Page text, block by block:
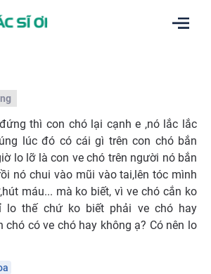
thì con chó lại cạnh e ,nó lắc lắc
lúc đó có cái gì trên con chó bắn
lo lỡ là con ve chó trên người nó bắn
nó chui vào mũi vào tai,lên tóc mình
máu... mà ko biết, vì ve chó cắn ko
lo thế chứ ko biết phải ve chó hay
chó có ve chó hay không ạ? Có nên lo